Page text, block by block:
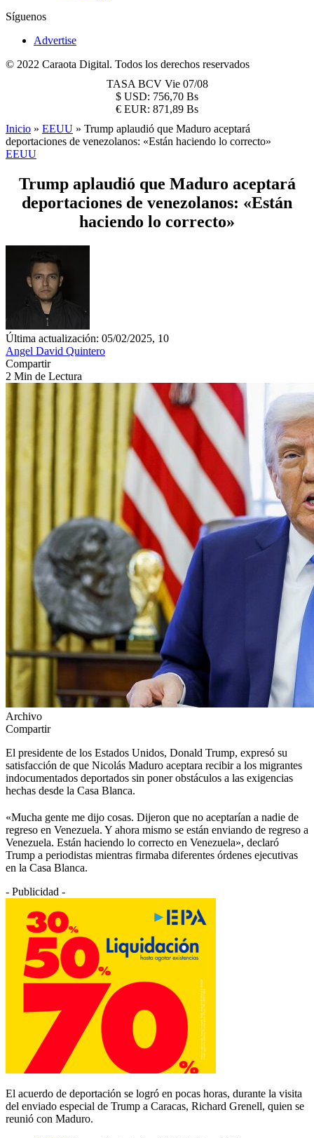
Síguenos
Advertise
© 2022 Caraota Digital. Todos los derechos reservados
TASA BCV Vie 07/08
$ USD: 756,70 Bs
€ EUR: 871,89 Bs
Inicio » EEUU » Trump aplaudió que Maduro aceptará
deportaciones de venezolanos: «Están haciendo lo correcto»
EEUU
Trump aplaudió que Maduro aceptará
deportaciones de venezolanos: «Están
haciendo lo correcto»
Última actualización: 05/02/2025, 10
Angel David Quintero
Compartir
2 Min de Lectura
Archivo
Compartir
El presidente de los Estados Unidos, Donald Trump, expresó su
satisfacción de que Nicolás Maduro aceptara recibir a los migrantes
indocumentados deportados sin poner obstáculos a las exigencias
hechas desde la Casa Blanca.
«Mucha gente me dijo cosas. Dijeron que no aceptarían a nadie de
regreso en Venezuela. Y ahora mismo se están enviando de regreso a
Venezuela. Están haciendo lo correcto en Venezuela», declaró
Trump a periodistas mientras firmaba diferentes órdenes ejecutivas
en la Casa Blanca.
- Publicidad -
El acuerdo de deportación se logró en pocas horas, durante la visita
del enviado especial de Trump a Caracas, Richard Grenell, quien se
reunió con Maduro.